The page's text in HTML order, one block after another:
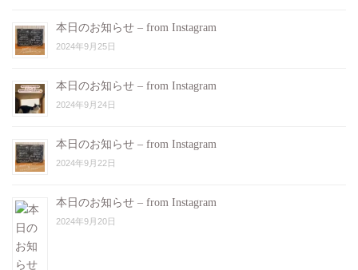
本日のお知らせ – from Instagram
2024年9月25日
本日のお知らせ – from Instagram
2024年9月24日
本日のお知らせ – from Instagram
2024年9月22日
本日のお知らせ – from Instagram
2024年9月20日